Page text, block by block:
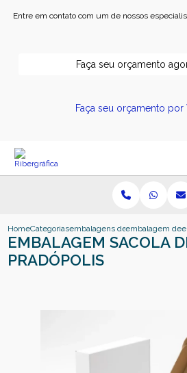
Entre em contato com um de nossos
Faça seu orçamento
Faça seu orçamento por
HomeCategoriasembalagens de papelembalagem de
EMBALAGEM SACOLA
PRADÓPOLIS